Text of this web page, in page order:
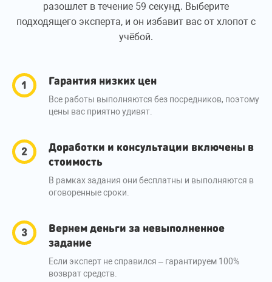
разошлет в течение 59 секунд. Выберите
подходящего эксперта, и он избавит вас от хлопот с
учёбой.
Гарантия низких цен
Все работы выполняются без посредников, поэтому
цены вас приятно удивят.
Доработки и консультации включены в
стоимость
В рамках задания они бесплатны и выполняются в
оговоренные сроки.
Вернем деньги за невыполненное
задание
Если эксперт не справился – гарантируем 100%
возврат средств.